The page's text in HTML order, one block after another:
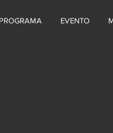
PROGRAMA EVENTO